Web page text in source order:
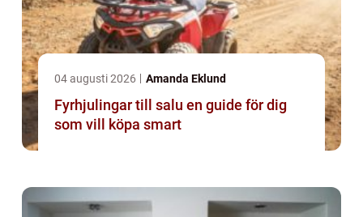
04 augusti 2026 Amanda Eklund
Fyrhjulingar till salu en guide för dig
som vill köpa smart